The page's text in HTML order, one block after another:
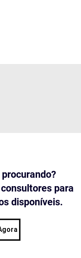
para
disponíveis.